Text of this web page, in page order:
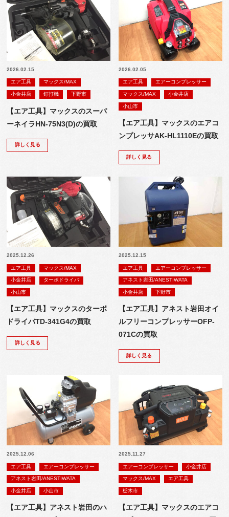
2026.02.15
エア工具 マックス/MAX
小金井店 釘打機 下野市
【エア工具】マックスのスーパ
ーネイラHN-75N3(D)の買取
詳しく見る
2026.02.05
エア工具 エアーコンプレッサー
マックス/MAX 小金井店
小山市
【エア工具】マックスのエアコ
ンプレッサAK-HL1110Eの買取
詳しく見る
2025.12.26
エア工具 マックス/MAX
小金井店 ターボドライバ
小山市
【エア工具】マックスのターボ
ドライバTD-341G4の買取
詳しく見る
2025.12.15
エア工具 エアーコンプレッサー
アネスト岩田/ANESTIWATA
小金井店 下野市
【エア工具】アネスト岩田オイ
ルフリーコンプレッサーOFP-
071Cの買取
詳しく見る
2025.12.06
エア工具 エアーコンプレッサー
アネスト岩田/ANESTIWATA
小金井店 小山市
【エア工具】アネスト岩田のハ
2025.11.27
エアーコンプレッサー 小金井店
マックス/MAX エア工具
栃木市
【エア工具】マックスのエアコ